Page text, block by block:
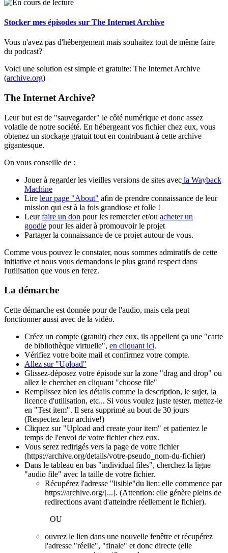
Stocker mes épisodes sur The Internet Archive
Vous n'avez pas d'hébergement mais souhaitez tout de même faire
du podcast?
Voici une solution est simple et gratuite: The Internet Archive
(archive.org)
The Internet Archive?
Leur but est de "sauvegarder" le côté numérique et donc assez
volatile de notre société. En hébergeant vos fichier chez eux, vous
obtenez un stockage gratuit tout en contribuant à cette archive
gigantesque.
On vous conseille de :
Jouer à regarder les vieilles versions de sites avec la Wayback
Machine
Lire leur page "About" afin de prendre connaissance de leur
mission qui est à la fois grandiose et folle !
Leurfaire un don pour les remercier et/ou acheter un
goodie pour les aider à promouvoir le projet
Partager la connaissance de ce projet autour de vous.
Comme vous pouvez le constater, nous sommes admiratifs de cette
initiative et nous vous demandons le plus grand respect dans
l'utilisation que vous en ferez.
La démarche
Cette démarche est donnée pour de l'audio, mais cela peut
fonctionner aussi avec de la vidéo.
Créez un compte (gratuit) chez eux, ils appellent ça une "carte
de bibliothèque virtuelle", en cliquant ici.
Vérifiez votre boite mail et confirmez votre compte.
Allez sur "Upload"
Glissez-déposez votre épisode sur la zone "drag and drop" ou
allez le chercher en cliquant "choose file"
Remplissez bien les détails comme la description, le sujet, la
licence d'utilisation, etc... Si vous voulez juste tester, mettez-le
en "Test item". Il sera supprimé au bout de 30 jours
(Respectez leur archive!)
Cliquez sur "Upload and create your item" et patientez le
temps de l'envoi de votre fichier chez eux.
Vous serez redirigés vers la page de votre fichier
(https://archive.org/details/votre-pseudo_nom-du-fichier)
Dans le tableau en bas "individual files", cherchez la ligne
"audio file" avec la taille de votre fichier.
Récupérez l'adresse "lisible"du lien: elle commence par
https://archive.org/[...]. (Attention: elle génère pleins de
redirections avant d'atteindre réellement le fichier).
OU
ouvrez le lien dans une nouvelle fenêtre et récupérez
l'adresse "réelle", "finale" et donc directe (elle